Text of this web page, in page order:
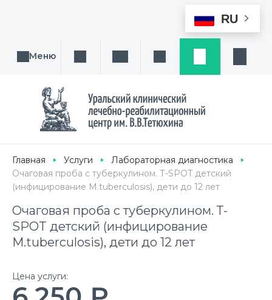
RU
Меню Поиск услуги, направления или врача
Написать намЗаказ звонка
Главная Услуги
Лабораторная диагностика
Очаговая проба с туберкулином. Т-SPOT детский
(инфицирование M.tuberculosis), дети до 12 лет
Очаговая проба с туберкулином. Т-
SPOT детский (инфицирование
M.tuberculosis), дети до 12 лет
Цена услуги: